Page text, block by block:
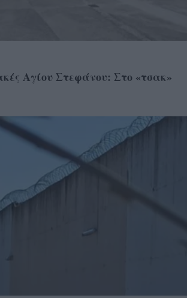
Αγίου Στεφάνου: Στο «τσακ»